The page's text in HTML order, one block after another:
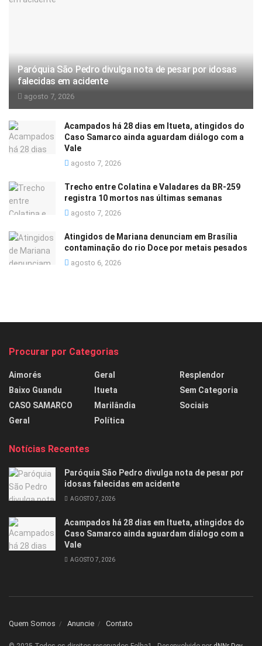
Paróquia São Pedro divulga nota de pesar por idosas
falecidas em acidente
agosto 7, 2026
Acampados há 28 dias em Itueta, atingidos do
Caso Samarco ainda aguardam diálogo com a
Vale
agosto 7, 2026
Trecho entre Colatina e Valadares da BR-259
registra 10 mortos nas últimas semanas
agosto 7, 2026
Atingidos de Mariana denunciam em Brasília
contaminação do rio Doce por metais pesados
agosto 6, 2026
Procurar por Categorias
Aimorés
Baixo Guandu
CASO SAMARCO
Geral
Geral
Itueta
Marilândia
Política
Resplendor
Sem Categoria
Sociais
Notícias Recentes
Paróquia São Pedro divulga nota de pesar por
idosas falecidas em acidente
AGOSTO 7, 2026
Acampados há 28 dias em Itueta, atingidos do
Caso Samarco ainda aguardam diálogo com a
Vale
AGOSTO 7, 2026
Quem Somos Anuncie Contato